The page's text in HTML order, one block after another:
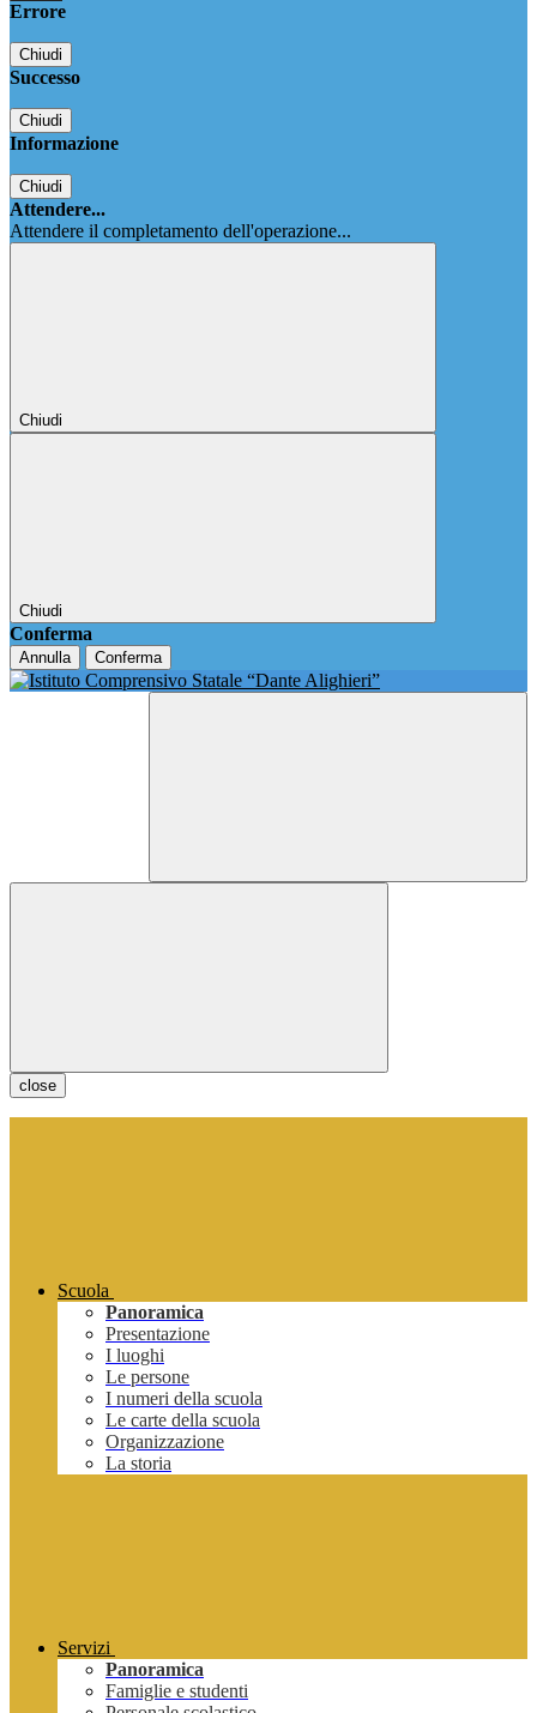
Errore
Chiudi
Successo
Chiudi
Informazione
Chiudi
Attendere...
Attendere il completamento dell'operazione...
Chiudi
Chiudi
Conferma
Annulla Conferma
close
Scuola
Panoramica
Presentazione
I luoghi
Le persone
I numeri della scuola
Le carte della scuola
Organizzazione
La storia
Servizi
Panoramica
Famiglie e studenti